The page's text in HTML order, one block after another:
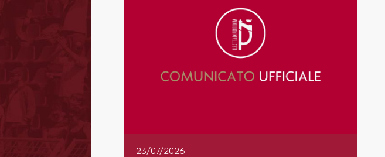
23/07/2026